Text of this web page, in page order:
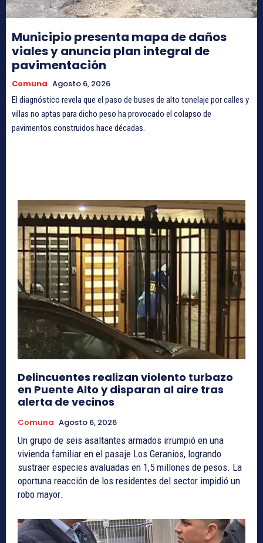
Municipio presenta mapa de daños
viales y anuncia plan integral de
pavimentación
Comuna Agosto 6, 2026
El diagnóstico revela que el paso de buses de alto tonelaje por calles y
villas no aptas para dicho peso ha provocado el colapso de
pavimentos construidos hace décadas.
Delincuentes realizan violento turbazo
en Puente Alto y disparan al aire tras
alerta de vecinos
Comuna Agosto 6, 2026
Un grupo de seis asaltantes armados irrumpió en una
vivienda familiar en el pasaje Los Geranios, logrando
sustraer especies avaluadas en 1,5 millones de pesos. La
oportuna reacción de los residentes del sector impidió un
robo mayor.